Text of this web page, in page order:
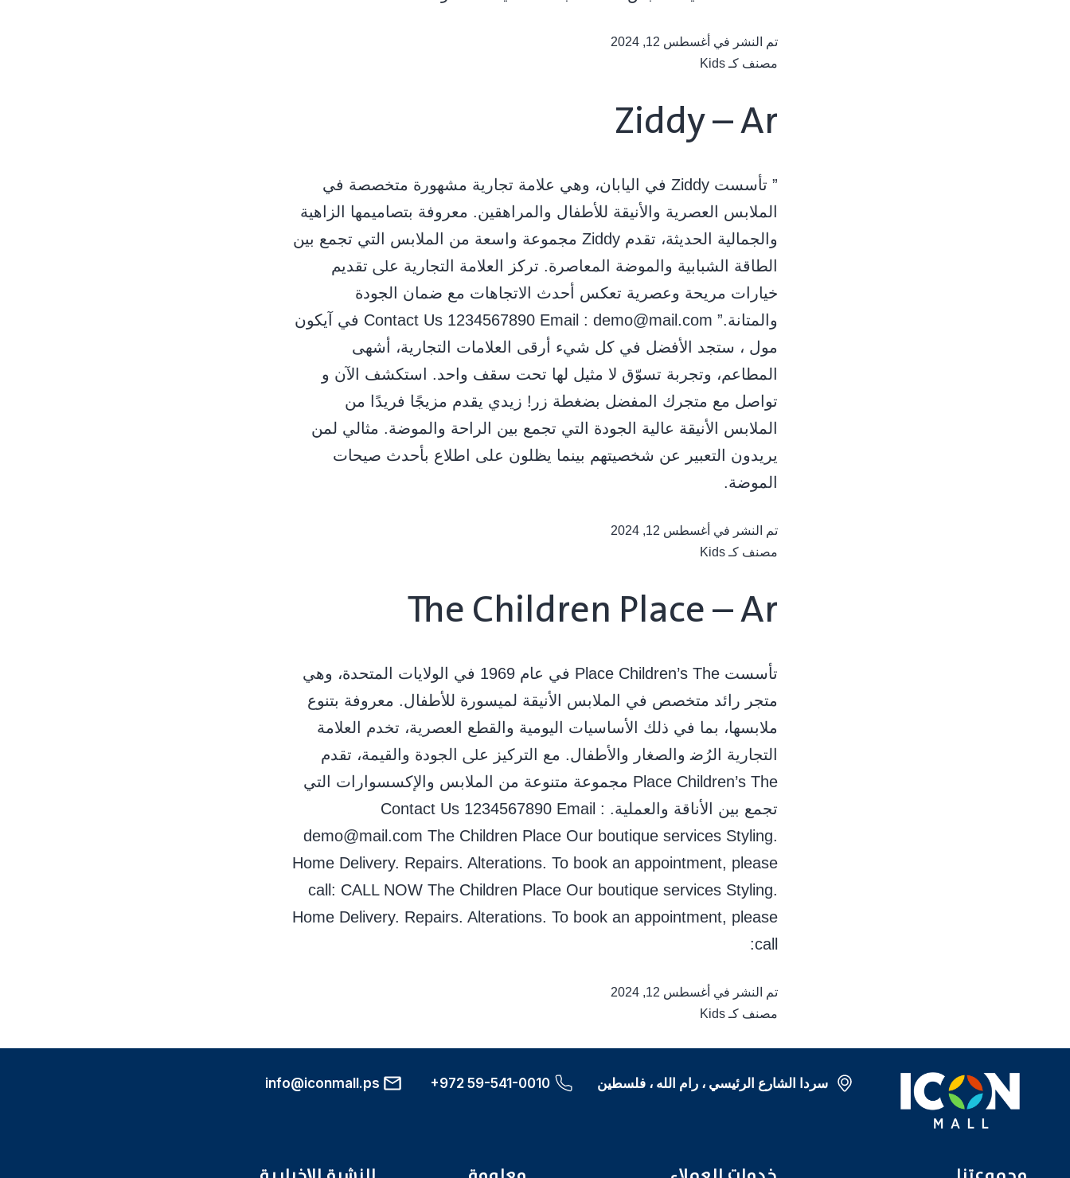
تم النشر في أغسطس 12, 2024
مصنف كـ Kids
Ziddy – Ar
” ﺗﺄﺳﺴﺖ Ziddy ﻓﻲ اﻟﻴﺎﺑﺎن، وﻫﻲ ﻋﻼﻣﺔ ﺗﺠﺎرﻳﺔ ﻣﺸﻬﻮرة ﻣﺘﺨﺼﺼﺔ ﻓﻲ
اﻟﻤﻼﺑﺲ اﻟﻌﺼﺮﻳﺔ واﻷﻧﻴﻘﺔ ﻟﻸﻃﻔﺎل واﻟﻤﺮاﻫﻘﻴﻦ. ﻣﻌﺮوﻓﺔ ﺑﺘﺼﺎﻣﻴﻤﻬﺎ اﻟﺰاﻫﻴﺔ
واﻟﺠﻤﺎﻟﻴﺔ اﻟﺤﺪﻳﺜﺔ، ﺗﻘﺪم Ziddy ﻣﺠﻤﻮﻋﺔ واﺳﻌﺔ ﻣﻦ اﻟﻤﻼﺑﺲ اﻟﺘﻲ ﺗﺠﻤﻊ ﺑﻴﻦ
اﻟﻄﺎﻗﺔ اﻟﺸﺒﺎﺑﻴﺔ واﻟﻤﻮﺿﺔ اﻟﻤﻌﺎﺻﺮة. ﺗﺮﻛﺰ اﻟﻌﻼﻣﺔ اﻟﺘﺠﺎرﻳﺔ ﻋﲆ ﺗﻘﺪﻳﻢ
ﺧﻴﺎرات ﻣﺮﻳﺤﺔ وﻋﺼﺮﻳﺔ ﺗﻌﻜﺲ أﺣﺪث اﻻﺗﺠﺎﻫﺎت ﻣﻊ ﺿﻤﺎن اﻟﺠﻮدة
واﻟﻤﺘﺎﻧﺔ.” Contact Us 1234567890 Email : demo@mail.com في آيكون
مول ، ستجد الأفضل في كل شيء أرقى العلامات التجارية، أشهى
المطاعم، وتجربة تسوّق لا مثيل لها تحت سقف واحد. استكشف الآن و
تواصل مع متجرك المفضل بضغطة زر! زيدي يقدم مزيجًا فريدًا من
الملابس الأنيقة عالية الجودة التي تجمع بين الراحة والموضة. مثالي لمن
يريدون التعبير عن شخصيتهم بينما يظلون على اطلاع بأحدث صيحات
الموضة.
تم النشر في أغسطس 12, 2024
مصنف كـ Kids
The Children Place – Ar
ﺗﺄﺳﺴﺖ Place Children’s The ﻓﻲ ﻋﺎم 1969 ﻓﻲ اﻟﻮﻻﻳﺎت اﻟﻤﺘﺤﺪة، وﻫﻲ
ﻣﺘﺠﺮ راﺋﺪ ﻣﺘﺨﺼﺺ ﻓﻲ اﻟﻤﻼﺑﺲ اﻷﻧﻴﻘﺔ ﻟﻤﻴﺴﻮرة ﻟﻸﻃﻔﺎل. ﻣﻌﺮوﻓﺔ ﺑﺘﻨﻮع
ﻣﻼﺑﺴﻬﺎ، ﺑﻤﺎ ﻓﻲ ذﻟﻚ اﻷﺳﺎﺳﻴﺎت اﻟﻴﻮﻣﻴﺔ واﻟﻘﻄﻊ اﻟﻌﺼﺮﻳﺔ، ﺗﺨﺪم اﻟﻌﻼﻣﺔ
اﻟﺘﺠﺎرﻳﺔ اﻟﺮُﺿ واﻟﺼﻐﺎر واﻷﻃﻔﺎل. ﻣﻊ اﻟﺘﺮﻛﻴﺰ ﻋﲆ اﻟﺠﻮدة واﻟﻘﻴﻤﺔ، ﺗﻘﺪم
Place Children’s The ﻣﺠﻤﻮﻋﺔ ﻣﺘﻨﻮﻋﺔ ﻣﻦ اﻟﻤﻼﺑﺲ واﻹﻛﺴﺴﻮارات اﻟﺘﻲ
ﺗﺠﻤﻊ ﺑﻴﻦ اﻷﻧﺎﻗﺔ واﻟﻌﻤﻠﻴﺔ. Contact Us 1234567890 Email :
demo@mail.com The Children Place Our boutique services Styling.
Home Delivery. Repairs. Alterations. To book an appointment, please
call: CALL NOW The Children Place Our boutique services Styling.
Home Delivery. Repairs. Alterations. To book an appointment, please
call:
تم النشر في أغسطس 12, 2024
مصنف كـ Kids
سردا الشارع الرئيسي ، رام الله ، فلسطين +972 59-541-0010
info@iconmall.ps